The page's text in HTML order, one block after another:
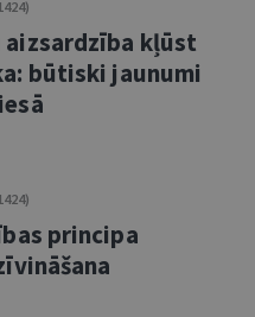
kļūst
būtiski jaunumi
principa